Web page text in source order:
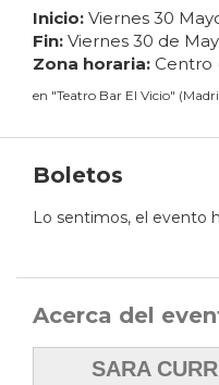
Inicio: Viernes 30
Fin: Viernes 30 de
Zona horaria: Centro
en "Teatro Bar El Vicio" (
Boletos
Lo sentimos, el evento
Acerca del
SARA